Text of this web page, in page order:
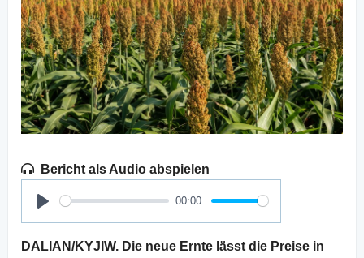
Bericht als Audio abspielen
Play
00:00
DALIAN/KYJIW. Die neue Ernte lässt die Preise in